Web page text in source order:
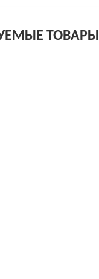
ТОВАРЫ